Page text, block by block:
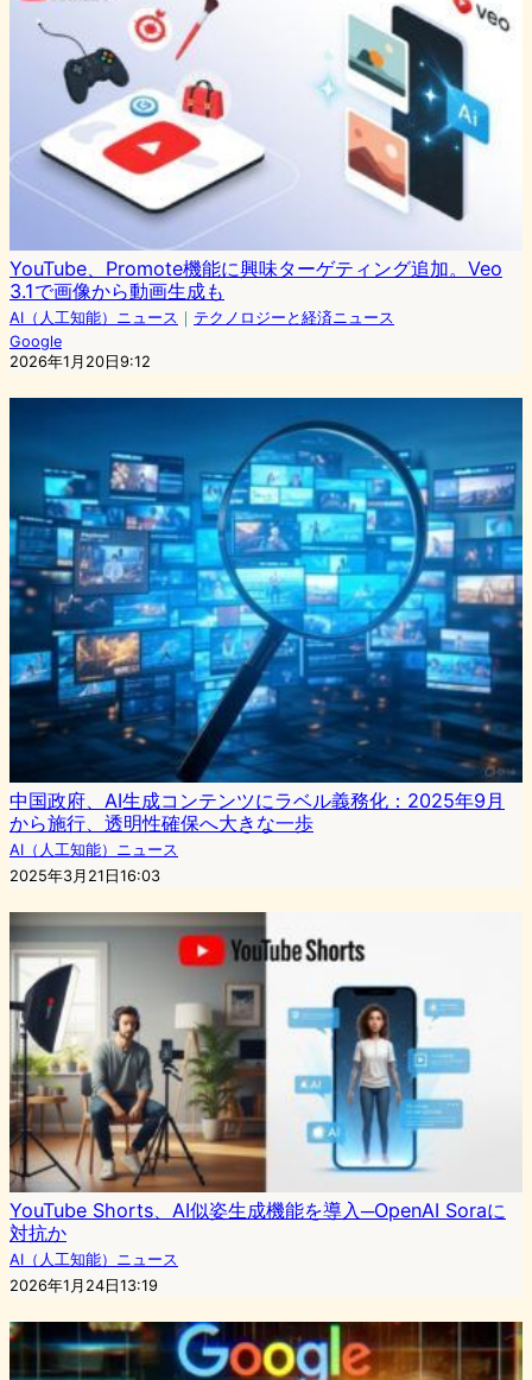
YouTube、Promote機能に興味ターゲティング追加。Veo
3.1で画像から動画生成も
AI（人工知能）ニュース ｜ テクノロジーと経済ニュース
Google
2026年1月20日9:12
中国政府、AI生成コンテンツにラベル義務化：2025年9月
から施行、透明性確保へ大きな一歩
AI（人工知能）ニュース
2025年3月21日16:03
YouTube Shorts、AI似姿生成機能を導入─OpenAI Soraに
対抗か
AI（人工知能）ニュース
2026年1月24日13:19